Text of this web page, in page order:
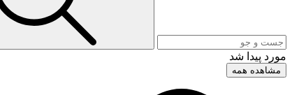
مورد پیدا شد
مشاهده همه